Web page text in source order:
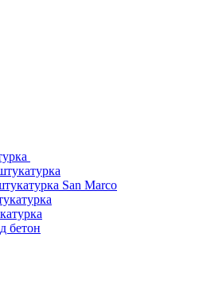
San Marco
бетон